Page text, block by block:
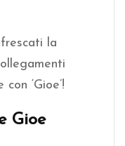
la
‘Gioe’!
Gioe